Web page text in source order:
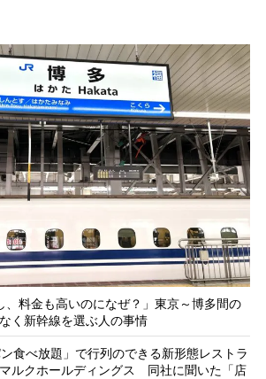
、料金も高いのになぜ？」東京～博多間の
く新幹線を選ぶ人の事情
ン食べ放題」で行列のできる新形態レストラ
ルクホールディングス 同社に聞いた「店